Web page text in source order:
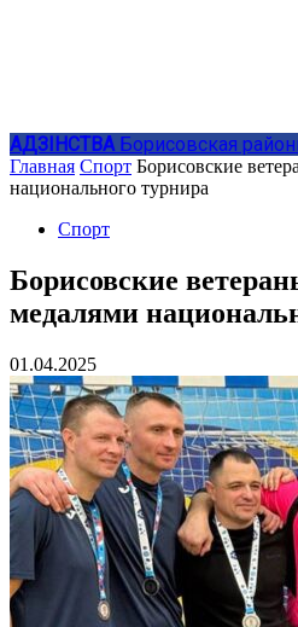
АДЗIНСТВА Борисовская
Главная Спорт Борисовские
национального турнира
Спорт
Борисовские
медалями
01.04.2025